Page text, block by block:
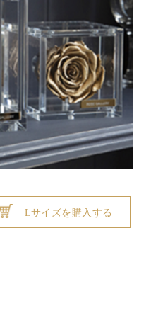
Lサイズを購入する